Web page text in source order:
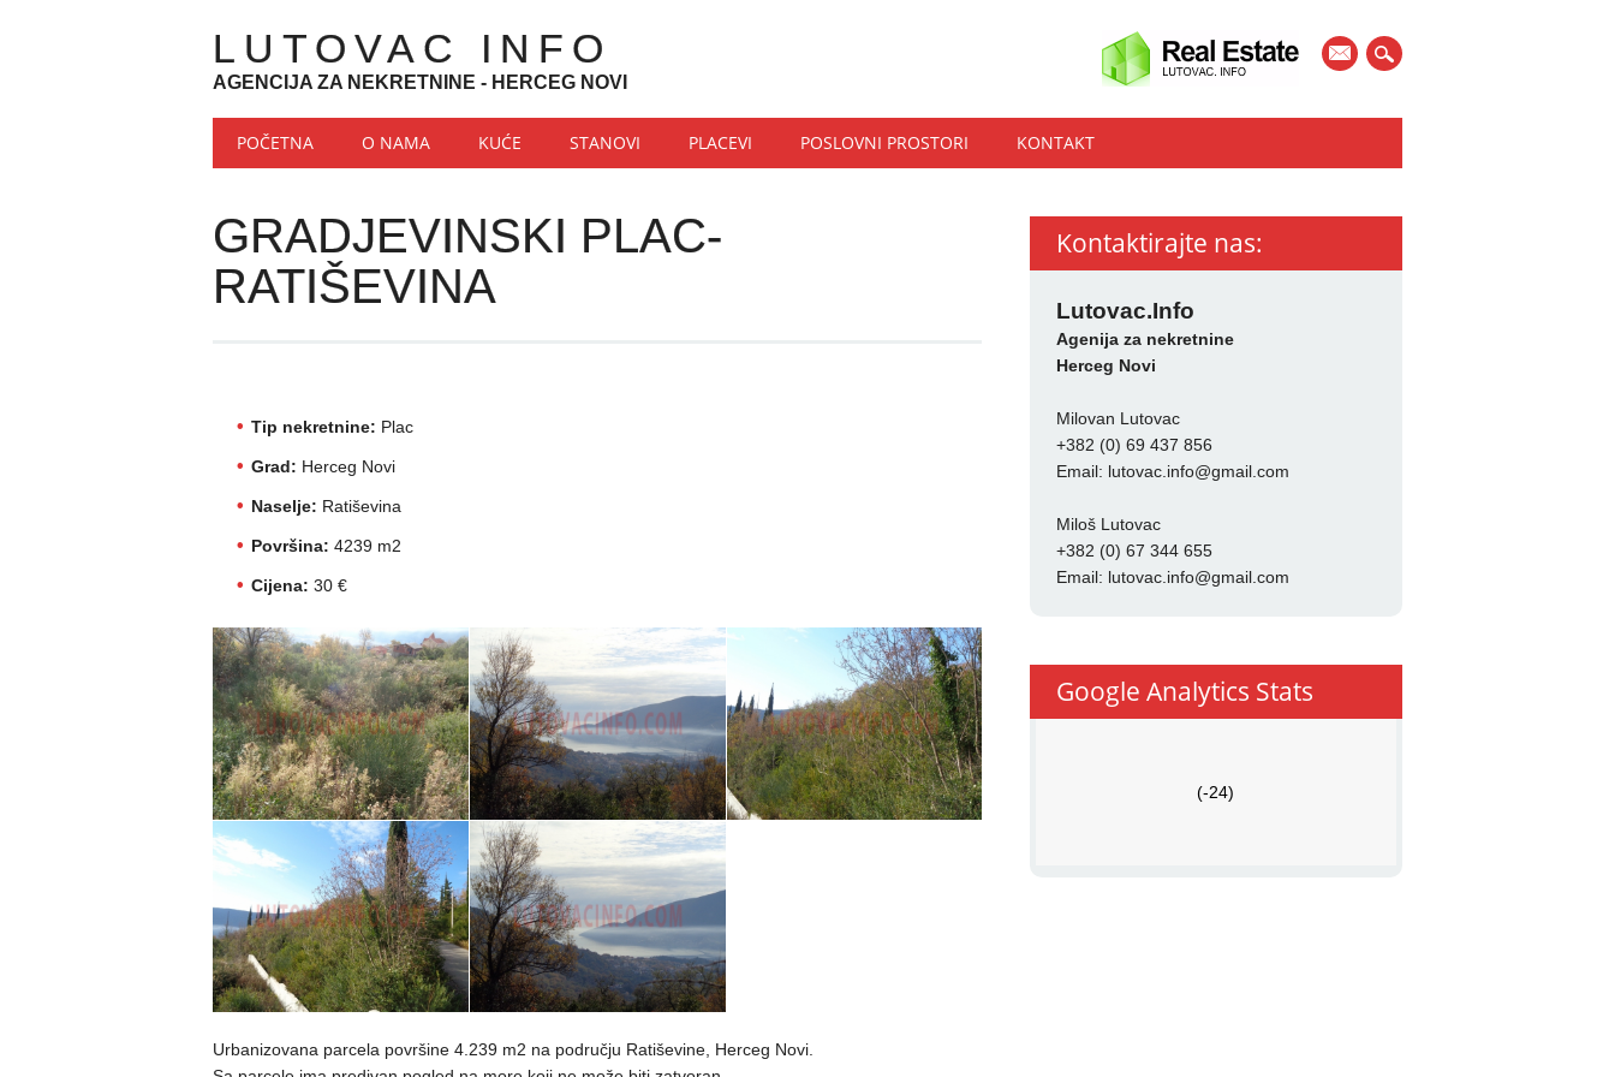
mail
LUTOVAC INFO
AGENCIJA ZA NEKRETNINE - HERCEG NOVI
Main menu
Skip to content
POČETNA O NAMA KUĆE STANOVI PLACEVI POSLOVNI PROSTORI KONTAKT
GRADJEVINSKI PLAC-
RATIŠEVINA
Tip nekretnine: Plac
Grad: Herceg Novi
Naselje: Ratiševina
Površina: 4239 m2
Cijena: 30 €
Urbanizovana parcela površine 4.239 m2 na području Ratiševine, Herceg Novi.
Kontaktirajte nas:
Lutovac.Info
Agenija za nekretnine
Herceg Novi
Milovan Lutovac
+382 (0) 69 437 856
Email: lutovac.info@gmail.com
Miloš Lutovac
+382 (0) 67 344 655
Email: lutovac.info@gmail.com
Google Analytics Stats
(-24)